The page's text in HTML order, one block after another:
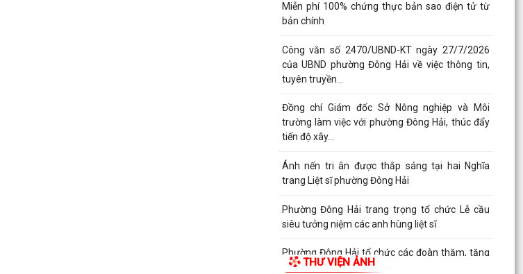
Miễn phí 100% chứng thực bản sao điện tử từ
bản chính
Công văn số 2470/UBND-KT ngày 27/7/2026
của UBND phường Đông Hải về việc thông tin,
tuyên truyền...
Đồng chí Giám đốc Sở Nông nghiệp và Môi
trường làm việc với phường Đông Hải, thúc đẩy
tiến độ xây...
Ánh nến tri ân được thắp sáng tại hai Nghĩa
trang Liệt sĩ phường Đông Hải
Phường Đông Hải trang trọng tổ chức Lễ cầu
siêu tưởng niệm các anh hùng liệt sĩ
Phường Đông Hải tổ chức các đoàn thăm, tặng
quà gia đình chính sách nhân kỷ niệm 79 năm
THƯ VIỆN ẢNH